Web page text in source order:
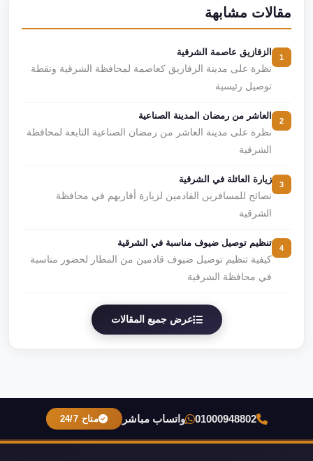
مقالات مشابهة
الزقازيق عاصمة الشرقية
نظرة على مدينة الزقازيق كعاصمة لمحافظة الشرقية ونقطة
توصيل رئيسية
العاشر من رمضان المدينة الصناعية
نظرة على مدينة العاشر من رمضان الصناعية التابعة لمحافظة
الشرقية
زيارة العائلة في الشرقية
نصائح للمسافرين القادمين لزيارة أقاربهم في محافظة
الشرقية
تنظيم توصيل ضيوف مناسبة في الشرقية
كيفية تنظيم توصيل ضيوف قادمين من المطار لحضور مناسبة
في محافظة الشرقية
عرض جميع المقالات
01000948802 واتساب مباشر متاح 24/7